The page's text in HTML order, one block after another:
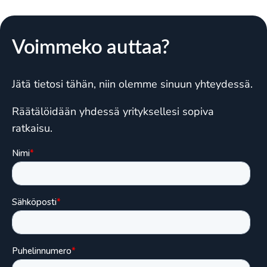
Voimmeko auttaa?
Jätä tietosi tähän, niin olemme sinuun yhteydessä.
Räätälöidään yhdessä yrityksellesi sopiva
ratkaisu.